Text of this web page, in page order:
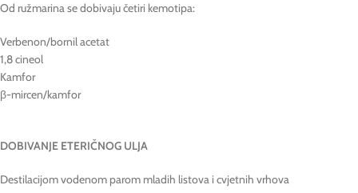
Od ružmarina se dobivaju četiri kemotipa:
Verbenon/bornil acetat
1,8 cineol
Kamfor
β-mircen/kamfor
DOBIVANJE ETERIČNOG ULJA
Destilacijom vodenom parom mladih listova i cvjetnih vrhova